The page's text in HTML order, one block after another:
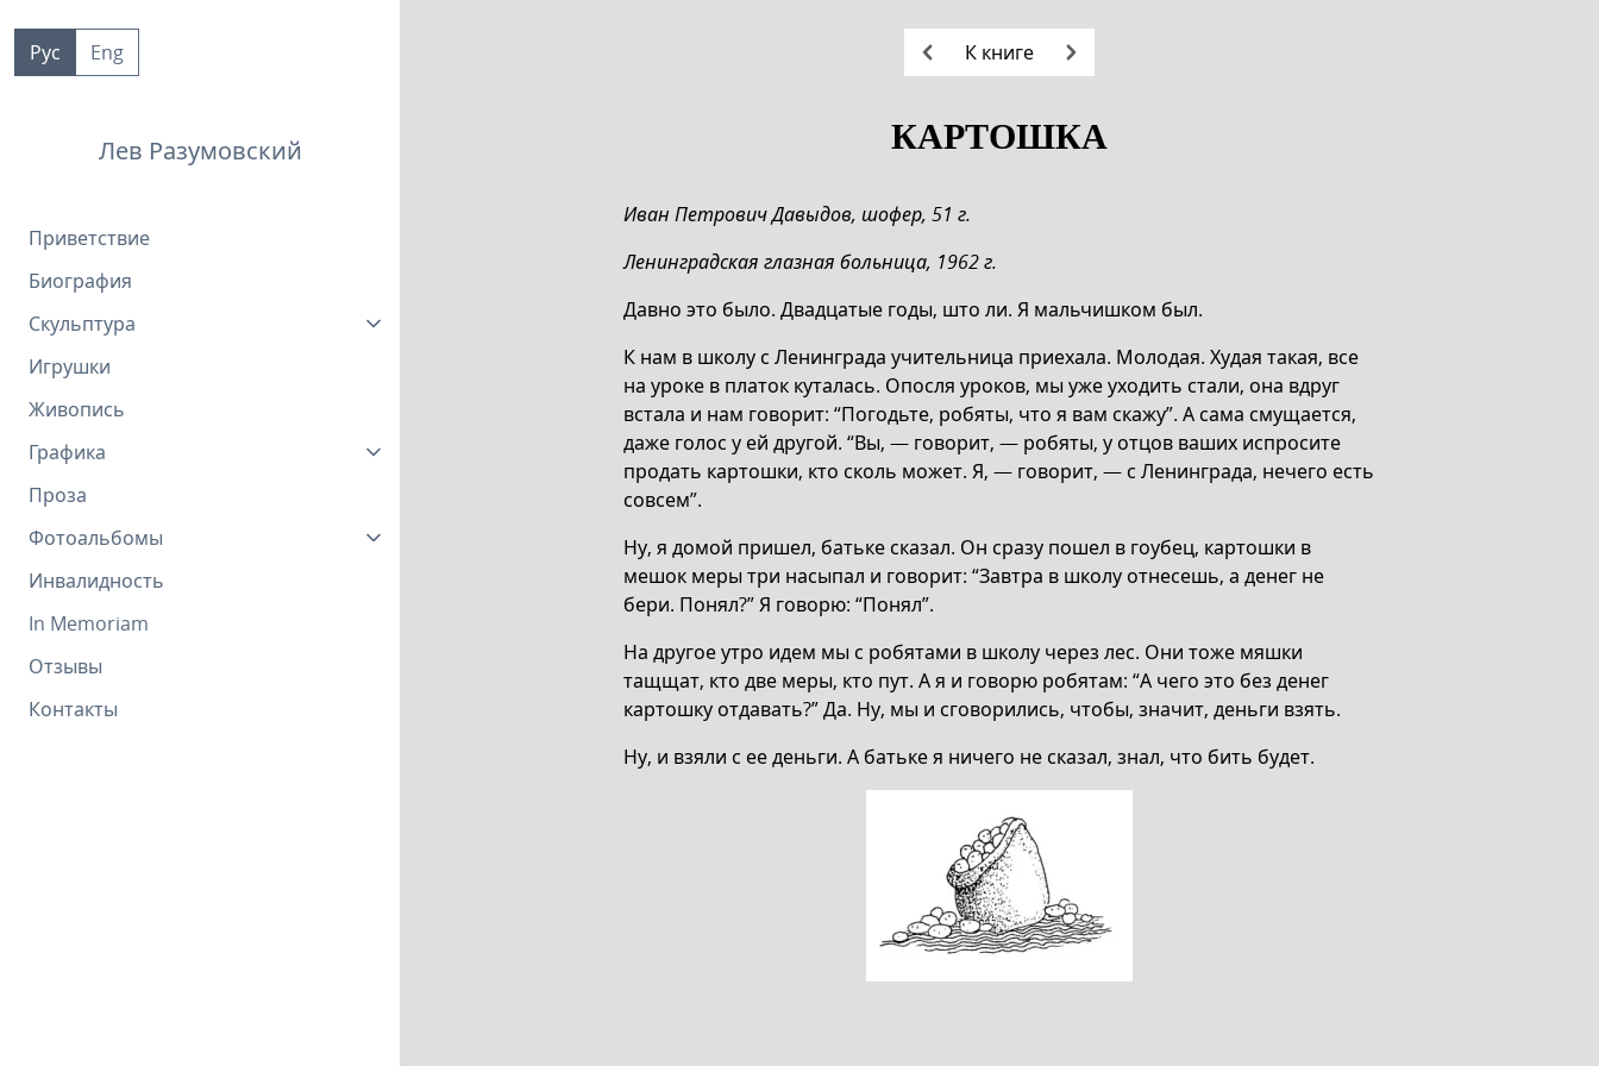
контенту
Рус Eng
Лев Разумовский
Приветствие
Биография
Скульптура
Игрушки
Живопись
Графика
Проза
Фотоальбомы
Инвалидность
In Memoriam
Отзывы
Контакты
К книге
КАРТОШКА
Иван Петрович Давыдов, шофер, 51 г.
Ленинградская глазная больница, 1962 г.
Давно это было. Двадцатые годы, што ли. Я мальчишком был.
К нам в школу с Ленинграда учительница приехала. Молодая. Худая такая, все
на уроке в платок куталась. Опосля уроков, мы уже уходить стали, она вдруг
встала и нам говорит: “Погодьте, робяты, что я вам скажу”. А сама смущается,
даже голос у ей другой. “Вы, — говорит, — робяты, у отцов ваших испросите
продать картошки, кто сколь может. Я, — говорит, — с Ленинграда, нечего есть
совсем”.
Ну, я домой пришел, батьке сказал. Он сразу пошел в гоубец, картошки в
мешок меры три насыпал и говорит: “Завтра в школу отнесешь, а денег не
бери. Понял?” Я говорю: “Понял”.
На другое утро идем мы с робятами в школу через лес. Они тоже мяшки
тащщат, кто две меры, кто пут. А я и говорю робятам: “А чего это без денег
картошку отдавать?” Да. Ну, мы и сговорились, чтобы, значит, деньги взять.
Ну, и взяли с ее деньги. А батьке я ничего не сказал, знал, что бить будет.